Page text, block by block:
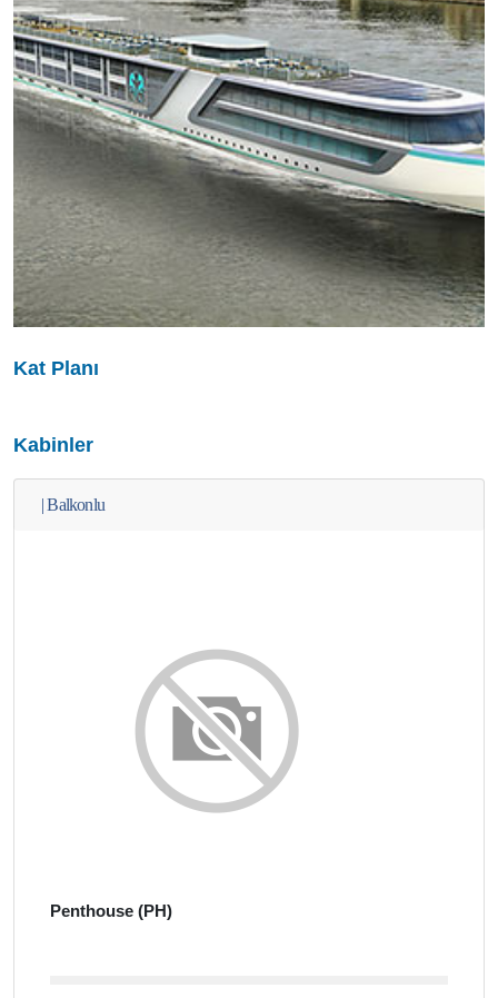
Kat Planı
Kabinler
|Balkonlu
Penthouse (PH)